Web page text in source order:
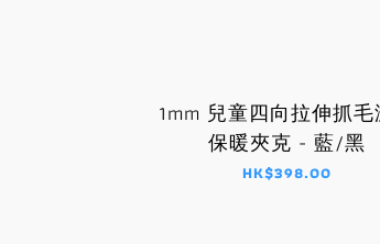
1mm 兒童四向拉伸抓
保暖夾克 - 藍/黑
HK$398.00